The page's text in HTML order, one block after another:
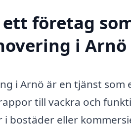
företag
i
i Arnö är en tjänst
till vackra och
bostäder eller